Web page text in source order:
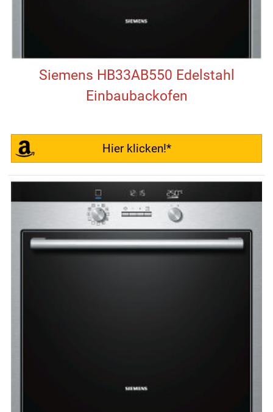
Siemens HB33AB550 Edelstahl
Einbaubackofen
Hier klicken!*